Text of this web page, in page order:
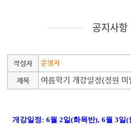
공지사항
작성자 운영자
제목 여름학기 개강일정(정원 미
개강일정: 6월 2일(화목반), 6월 3일(